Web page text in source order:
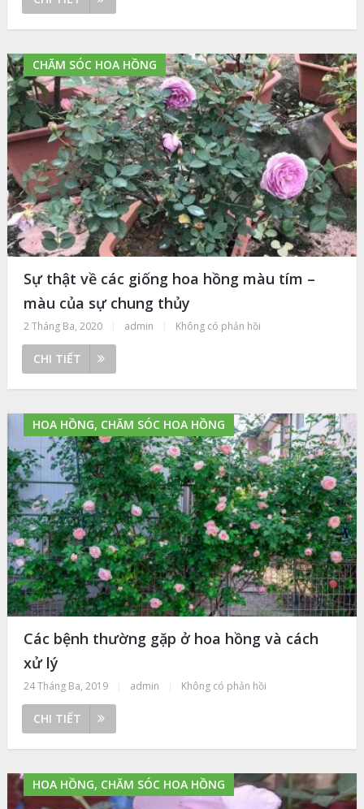
CHĂM SÓC HOA HỒNG
Sự thật về các giống hoa hồng màu tím –
màu của sự chung thủy
2 Tháng Ba, 2020 admin Không có phản hồi
CHI TIẾT
HOA HỒNG, CHĂM SÓC HOA HỒNG
Các bệnh thường gặp ở hoa hồng và cách
xử lý
24 Tháng Ba, 2019 admin Không có phản hồi
CHI TIẾT
HOA HỒNG, CHĂM SÓC HOA HỒNG